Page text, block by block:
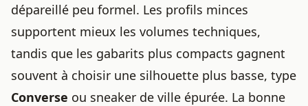
dépareillé peu formel. Les profils minces
supportent mieux les volumes techniques,
tandis que les gabarits plus compacts gagnent
souvent à choisir une silhouette plus basse, type
Converse ou sneaker de ville épurée. La bonne